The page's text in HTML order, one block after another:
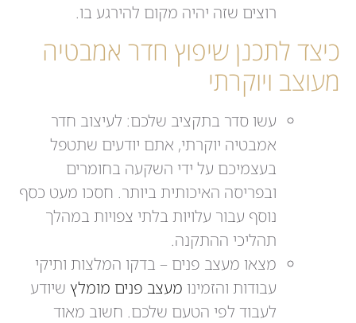
רוצים שזה יהיה מקום להירגע בו.
כיצד לתכנן שיפוץ חדר אמבטיה
מעוצב ויוקרתי
עשו סדר בתקציב שלכם: לעיצוב חדר
אמבטיה יוקרתי, אתם יודעים שתטפל
בעצמיכם על ידי השקעה בחומרים
ובפריסה האיכותית ביותר. חסכו מעט כסף
נוסף עבור עלויות בלתי צפויות במהלך
תהליכי ההתקנה.
מצאו מעצב פנים – בדקו המלצות ותיקי
עבודות והזמינו מעצב פנים מומלץ שיודע
לעבוד לפי הטעם שלכם. חשוב מאוד